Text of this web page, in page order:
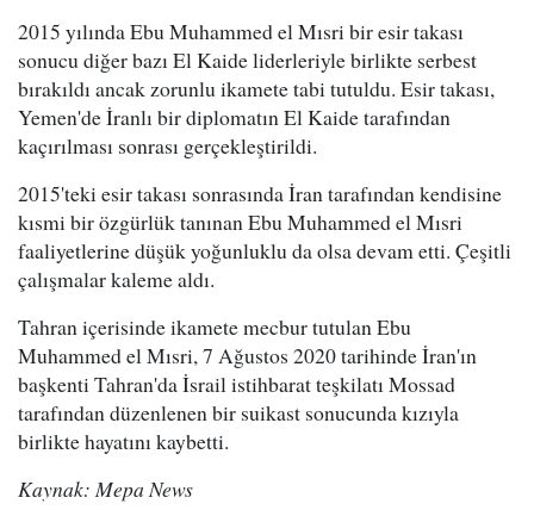
2015 yılında Ebu Muhammed el Mısri bir esir takası
sonucu diğer bazı El Kaide liderleriyle birlikte serbest
bırakıldı ancak zorunlu ikamete tabi tutuldu. Esir takası,
Yemen'de İranlı bir diplomatın El Kaide tarafından
kaçırılması sonrası gerçekleştirildi.
2015'teki esir takası sonrasında İran tarafından kendisine
kısmi bir özgürlük tanınan Ebu Muhammed el Mısri
faaliyetlerine düşük yoğunluklu da olsa devam etti. Çeşitli
çalışmalar kaleme aldı.
Tahran içerisinde ikamete mecbur tutulan Ebu
Muhammed el Mısri, 7 Ağustos 2020 tarihinde İran'ın
başkenti Tahran'da İsrail istihbarat teşkilatı Mossad
tarafından düzenlenen bir suikast sonucunda kızıyla
birlikte hayatını kaybetti.
Kaynak: Mepa News